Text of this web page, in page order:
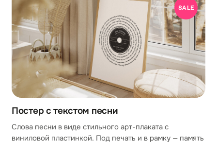
SALE
Постер с текстом песни
Слова песни в виде стильного арт-плаката с
виниловой пластинкой. Под печать и в рамку — память